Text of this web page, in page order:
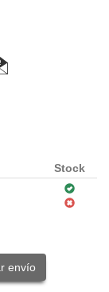
Stock
envío